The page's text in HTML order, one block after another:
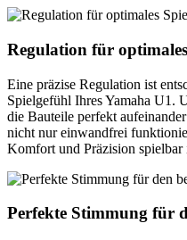
Regulation für
Eine präzise Regulation ist
Spielgefühl Ihres Yamaha U1.
die Bauteile perfekt
nicht nur einwandfrei
Komfort und Präzision spielbar
Perfekte Stimmung für